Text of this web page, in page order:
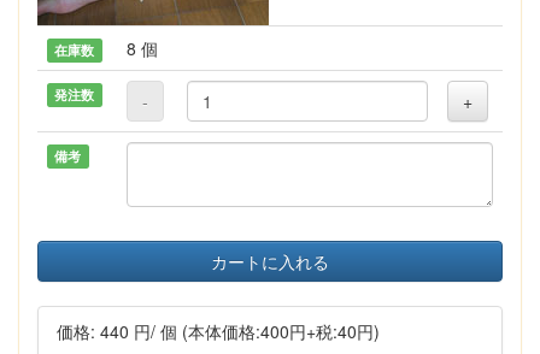
在庫数 8 個
発注数 - +
備考
カートに入れる
価格: 440 円/ 個 (本体価格:400円+税:40円)